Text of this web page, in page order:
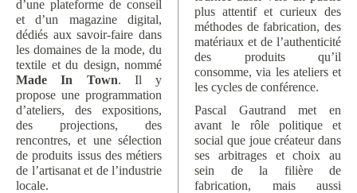
d’une plateforme de conseil
et d’un magazine digital,
dédiés aux savoir-faire dans
les domaines de la mode, du
textile et du design, nommé
Made In Town. Il y
propose une programmation
d’ateliers, des expositions,
des projections, des
rencontres, et une sélection
de produits issus des métiers
de l’artisanat et de l’industrie
locale.
plus attentif et curieux des
méthodes de fabrication, des
matériaux et de l’authenticité
des produits qu’il
consomme, via les ateliers et
les cycles de conférence.
Pascal Gautrand met en
avant le rôle politique et
social que joue créateur dans
ses arbitrages et choix au
sein de la filière de
fabrication, mais aussi